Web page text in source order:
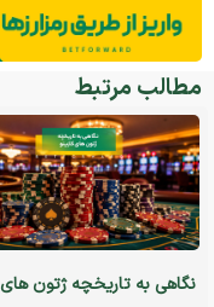
مطالب مرتبط
نگاهی به تاریخچه ژتون های